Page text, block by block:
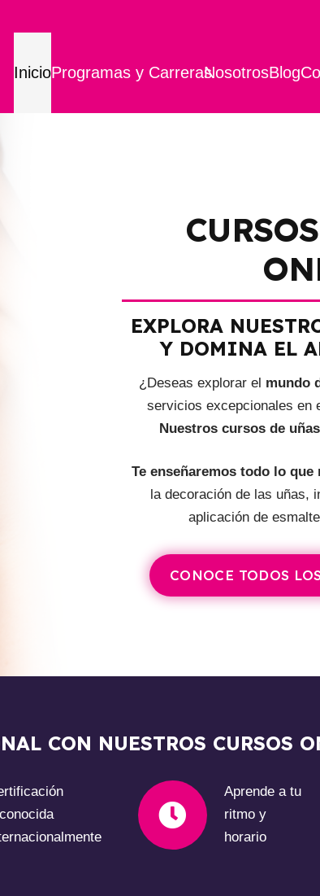
InicioProgramas y CarrerasNosotrosBlog
EXPLORA
Y DOMINA EL
¿Deseas explorar el mundo
servicios excepcionales en
Nuestros cursos de
Te enseñaremos todo lo que
la decoración de las uñas,
aplicación de
CONOCE TODOS
CON NUESTROS CURSOS
Aprende a tu
ritmo y
horario